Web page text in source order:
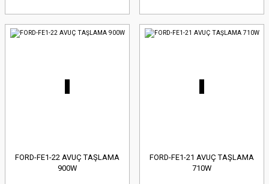
FORD-FE1-22 AVUÇ TAŞLAMA
900W
FORD-FE1-21 AVUÇ TAŞLAMA
710W